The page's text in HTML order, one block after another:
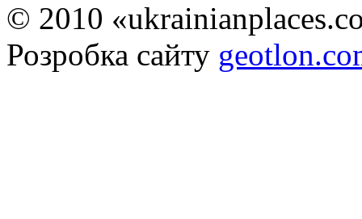
© 2010
Розробка сайту